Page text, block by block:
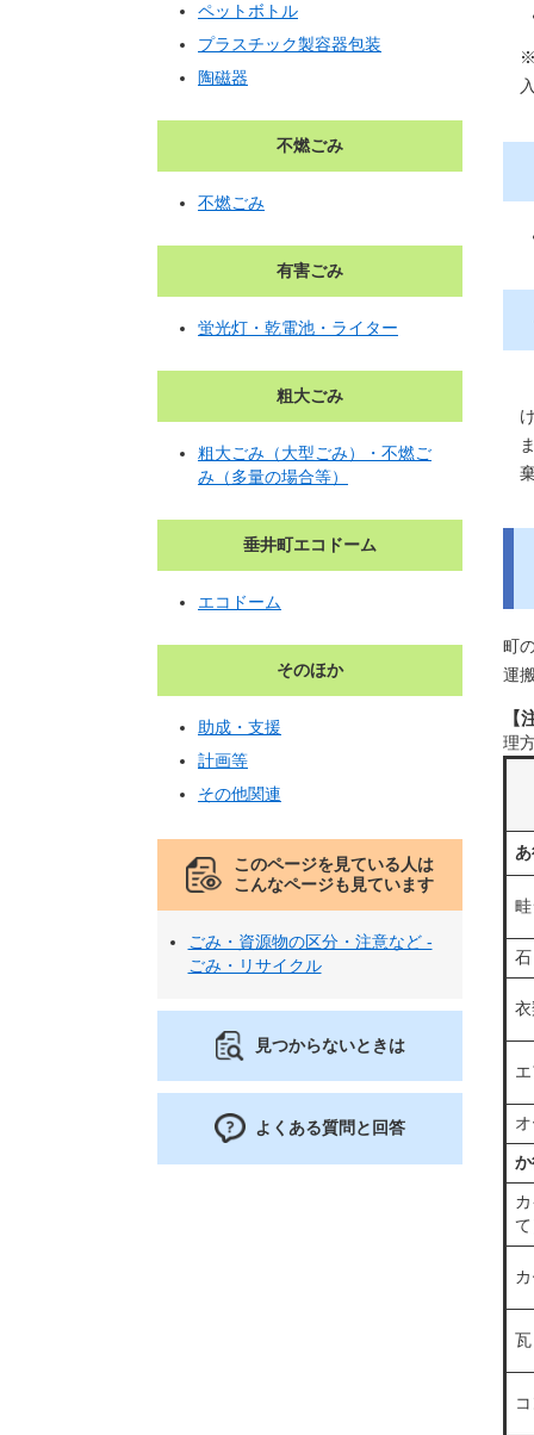
※
町
運
【
理
畦
石
て
瓦
ペットボトル
プラスチック製容器包装
陶磁器
不燃ごみ
不燃ごみ
有害ごみ
蛍光灯・乾電池・ライター
粗大ごみ
粗大ごみ（大型ごみ）・不燃ご
み（多量の場合等）
垂井町エコドーム
エコドーム
そのほか
助成・支援
計画等
その他関連
このページを見ている人は
こんなページも見ています
ごみ・資源物の区分・注意など -
ごみ・リサイクル
見つからないときは
よくある質問と回答